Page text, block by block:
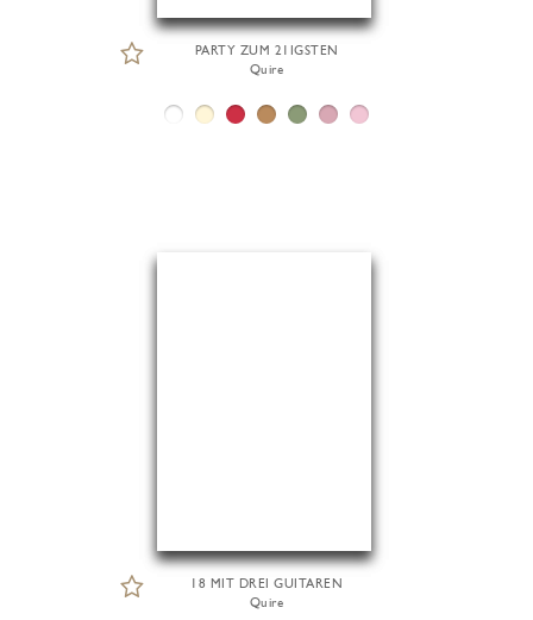
PARTY ZUM 21IGSTEN
Quire
18 MIT DREI GUITAREN
Quire